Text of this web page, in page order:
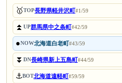
🥇TOP長野県軽井沢町#1/59
⏫UP群馬県中之条町#42/59
●NOW北海道白老町#43/59
⏬DN長崎県新上五島町#44/59
⚓BOT北海道遠軽町#59/59